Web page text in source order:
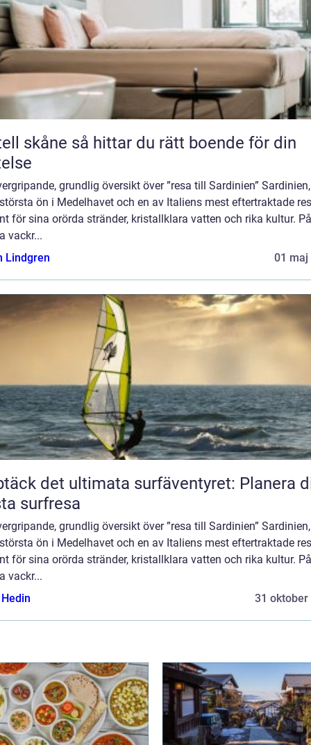
hittar du rätt boende för din
grundlig översikt över ”resa till Sardinien”
ön i Medelhavet och en av Italiens mest eftertraktade
för sina orörda stränder, kristallklara vatten och rika kultur. På
vackr...
Lindgren
01 maj
det ultimata surfäventyret: Planera
surfresa
grundlig översikt över ”resa till Sardinien”
ön i Medelhavet och en av Italiens mest eftertraktade
för sina orörda stränder, kristallklara vatten och rika kultur. På
vackr...
31 oktober